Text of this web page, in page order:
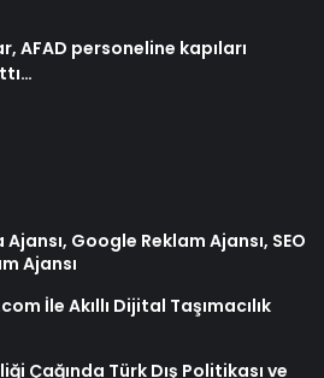
AFAD personeline kapıları
Google Reklam Ajansı, SEO
Ajansı
İle Akıllı Dijital Taşımacılık
Çağında Türk Dış Politikası ve